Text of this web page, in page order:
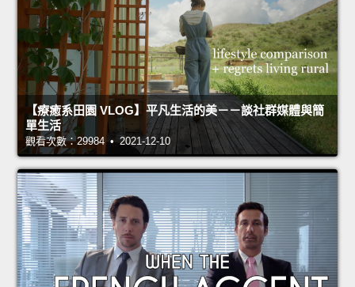
【療癒系田園 VLOG】平凡生活的美－－談社群媒體與簡
單生活
觀看次數：29984 • 2021-12-10